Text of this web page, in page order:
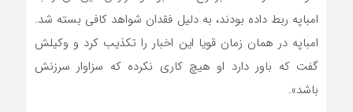
امباپه ربط داده بودند، به ‌دلیل فقدان شواهد کافی بسته شد.
امباپه در همان زمان قویا این اخبار را تکذیب کرد و وکیلش
گفت که باور دارد او هیچ کاری نکرده که سزاوار سرزنش
باشد».